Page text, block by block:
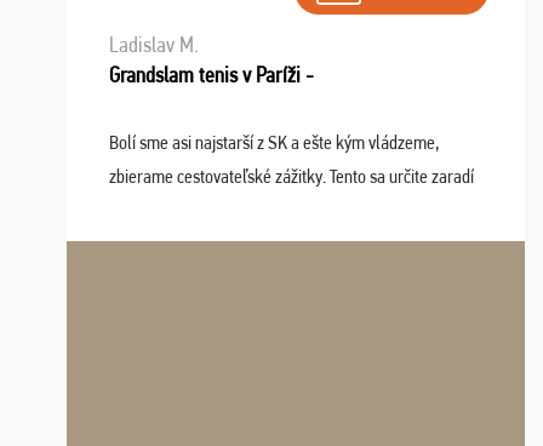
Ladislav M.
Grandslam tenis v Paríži -
Bolí sme asi najstarší z SK a ešte kým vládzeme,
zbierame cestovateľské zážitky. Tento sa určite zaradí
osudu - pohodový šefík Meďo, dobrá parti ...